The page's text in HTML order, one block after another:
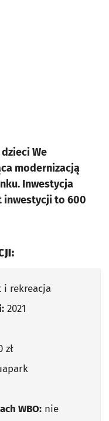
We
modernizacją
Inwestycja
inwestycji to 600
i rekreacja
2021
zł
WBO: nie